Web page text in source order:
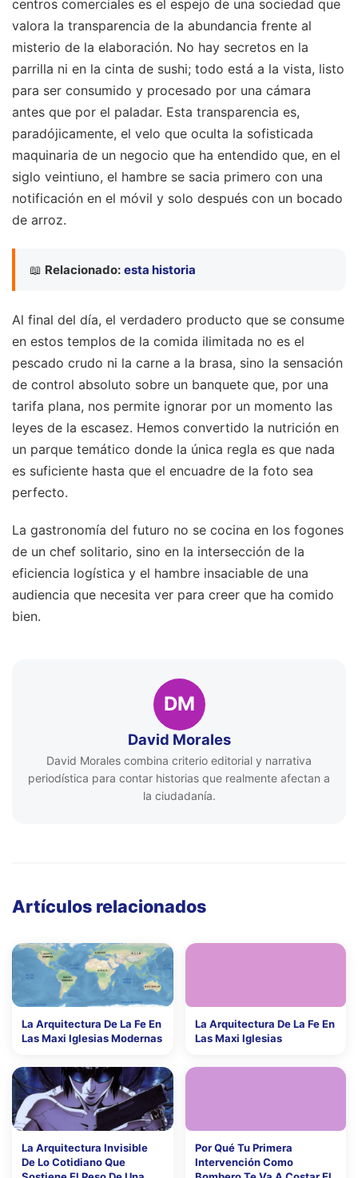
centros comerciales es el espejo de una sociedad que
valora la transparencia de la abundancia frente al
misterio de la elaboración. No hay secretos en la
parrilla ni en la cinta de sushi; todo está a la vista, listo
para ser consumido y procesado por una cámara
antes que por el paladar. Esta transparencia es,
paradójicamente, el velo que oculta la sofisticada
maquinaria de un negocio que ha entendido que, en el
siglo veintiuno, el hambre se sacia primero con una
notificación en el móvil y solo después con un bocado
de arroz.
📖 Relacionado: esta historia
Al final del día, el verdadero producto que se consume
en estos templos de la comida ilimitada no es el
pescado crudo ni la carne a la brasa, sino la sensación
de control absoluto sobre un banquete que, por una
tarifa plana, nos permite ignorar por un momento las
leyes de la escasez. Hemos convertido la nutrición en
un parque temático donde la única regla es que nada
es suficiente hasta que el encuadre de la foto sea
perfecto.
La gastronomía del futuro no se cocina en los fogones
de un chef solitario, sino en la intersección de la
eficiencia logística y el hambre insaciable de una
audiencia que necesita ver para creer que ha comido
bien.
DM
David Morales
David Morales combina criterio editorial y narrativa
periodística para contar historias que realmente afectan a
la ciudadanía.
Artículos relacionados
La Arquitectura De La Fe En
Las Maxi Iglesias Modernas
La Arquitectura De La Fe En
Las Maxi Iglesias
La Arquitectura Invisible
De Lo Cotidiano Que
Por Qué Tu Primera
Intervención Como